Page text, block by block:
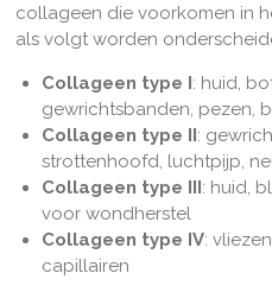
collageen die voorkomen in
als volgt worden
Collageen type I: huid,
gewrichtsbanden, pezen,
Collageen type II:
strottenhoofd, luchtpijp,
Collageen type III: huid,
voor wondherstel
Collageen type IV:
capillairen